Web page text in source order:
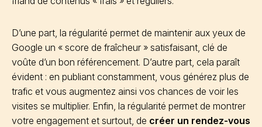
D’une part, la régularité permet de maintenir aux yeux de
Google un « score de fraîcheur » satisfaisant, clé de
voûte d’un bon référencement. D’autre part, cela paraît
évident : en publiant constamment, vous générez plus de
trafic et vous augmentez ainsi vos chances de voir les
visites se multiplier. Enfin, la régularité permet de montrer
votre engagement et surtout, de créer un rendez-vous